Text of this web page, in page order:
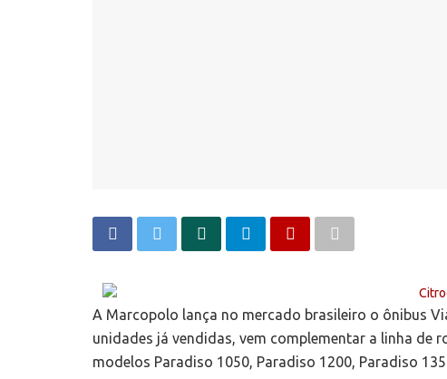
A Marcopolo lança no mercado brasileiro o ônibus
unidades já vendidas, vem complementar a linha de
modelos Paradiso 1050, Paradiso 1200, Paradiso